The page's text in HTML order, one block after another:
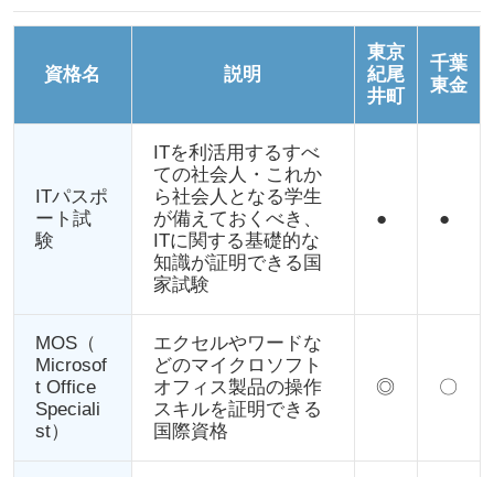
資格名 説明
東京
紀尾
井町
千葉
東金
ITパスポ
ート試
験
ITを利活用するすべ
ての社会人・これか
ら社会人となる学生
が備えておくべき、
ITに関する基礎的な
知識が証明できる国
家試験
● ●
MOS（
Microsof
t Office
Speciali
st）
エクセルやワードな
どのマイクロソフト
オフィス製品の操作
スキルを証明できる
国際資格
◎ 〇